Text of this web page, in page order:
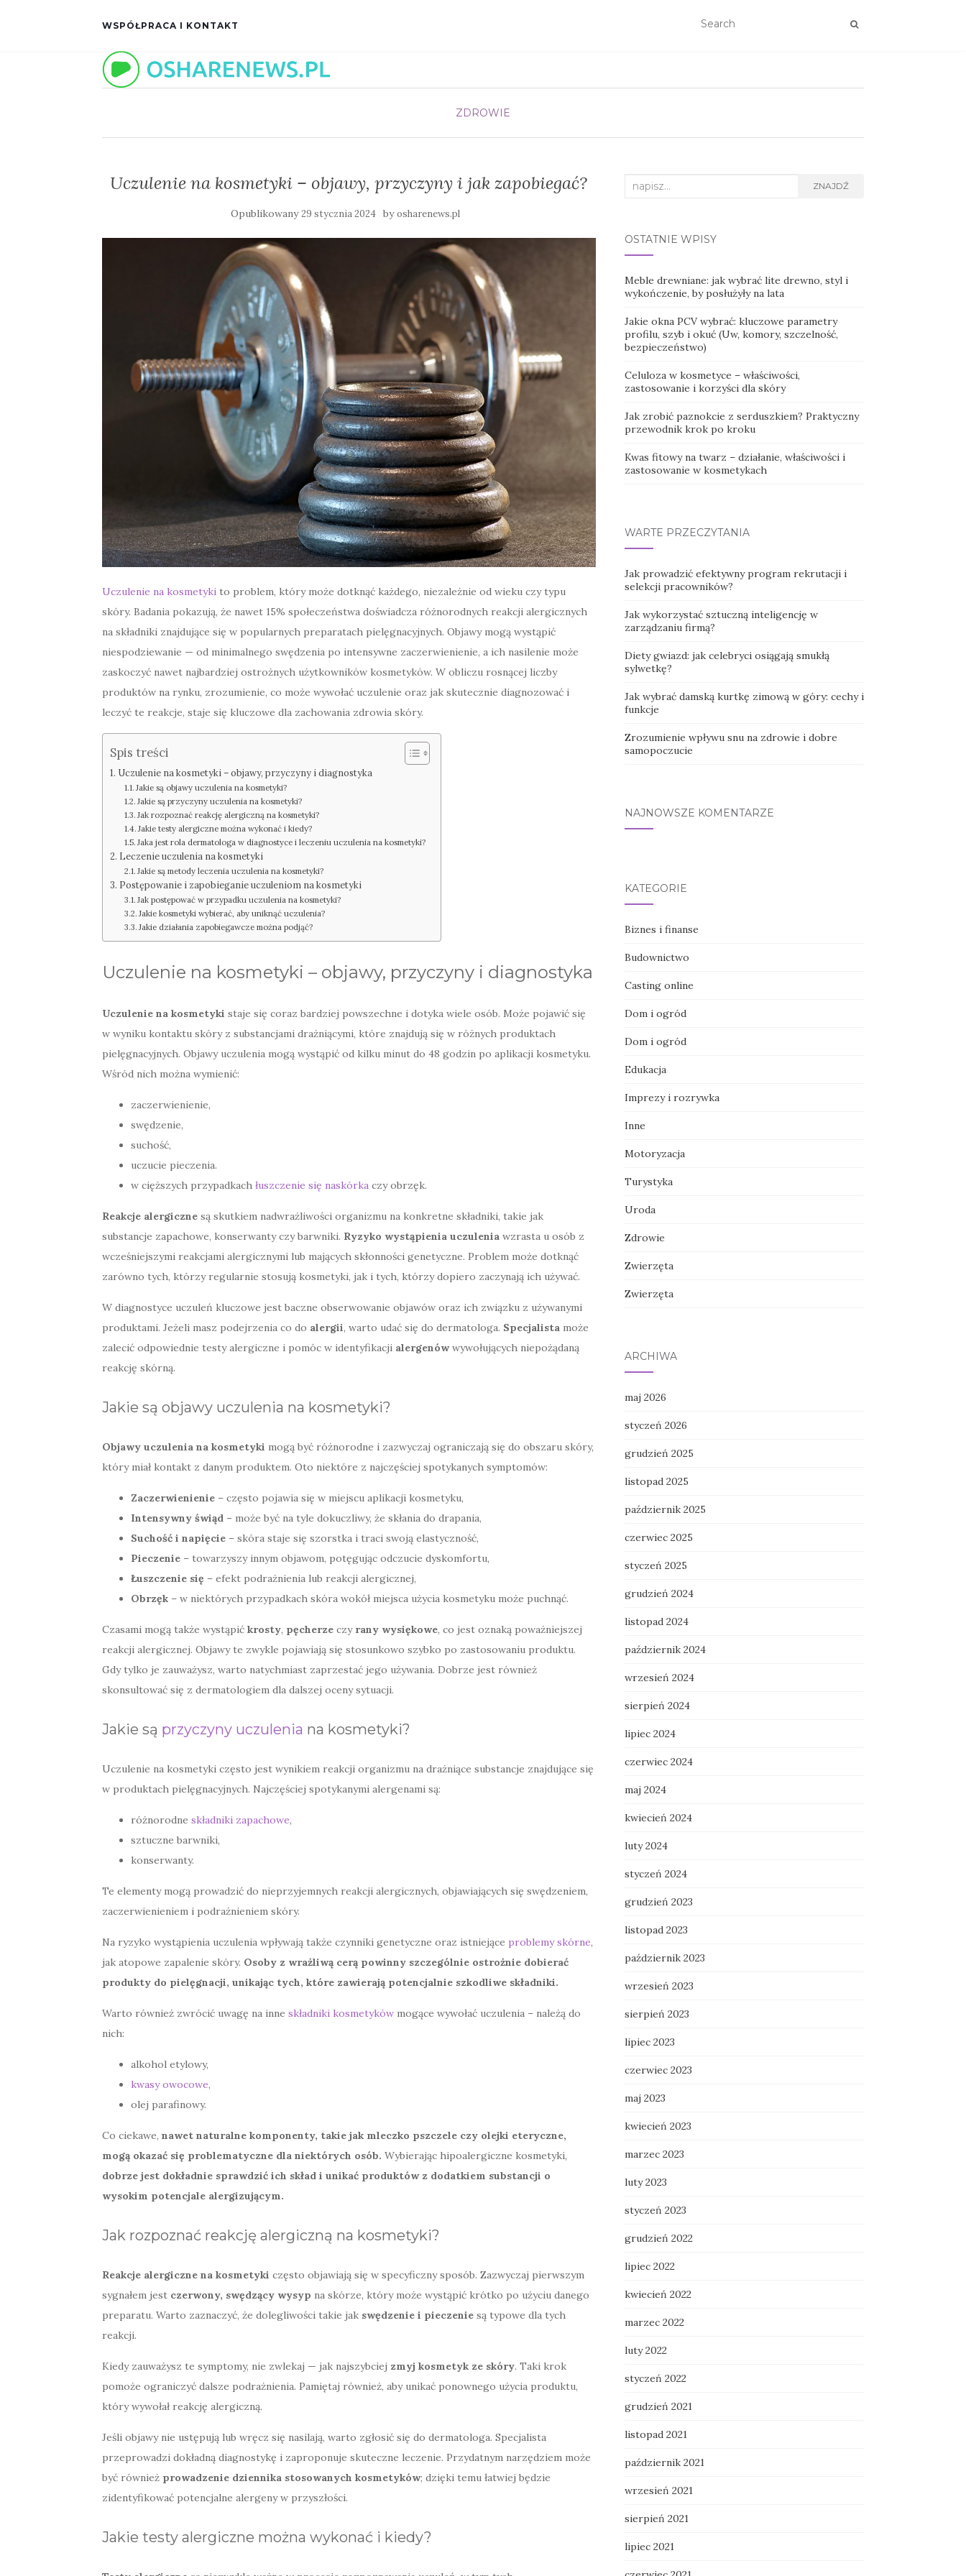
WSPÓŁPRACA I KONTAKT
ZDROWIE
Uczulenie na kosmetyki – objawy, przyczyny i jak zapobiegać?
Opublikowany29 stycznia 2024 byosharenews.pl
Uczulenie na kosmetyki to problem, który może dotknąć każdego, niezależnie od wieku czy typu
skóry. Badania pokazują, że nawet 15% społeczeństwa doświadcza różnorodnych reakcji alergicznych
na składniki znajdujące się w popularnych preparatach pielęgnacyjnych. Objawy mogą wystąpić
niespodziewanie — od minimalnego swędzenia po intensywne zaczerwienienie, a ich nasilenie może
zaskoczyć nawet najbardziej ostrożnych użytkowników kosmetyków. W obliczu rosnącej liczby
produktów na rynku, zrozumienie, co może wywołać uczulenie oraz jak skutecznie diagnozować i
leczyć te reakcje, staje się kluczowe dla zachowania zdrowia skóry.
Spis treści
Uczulenie na kosmetyki – objawy, przyczyny i diagnostyka
Jakie są objawy uczulenia na kosmetyki?
Jakie są przyczyny uczulenia na kosmetyki?
Jak rozpoznać reakcję alergiczną na kosmetyki?
Jakie testy alergiczne można wykonać i kiedy?
Jaka jest rola dermatologa w diagnostyce i leczeniu uczulenia na kosmetyki?
Leczenie uczulenia na kosmetyki
Jakie są metody leczenia uczulenia na kosmetyki?
Postępowanie i zapobieganie uczuleniom na kosmetyki
Jak postępować w przypadku uczulenia na kosmetyki?
Jakie kosmetyki wybierać, aby uniknąć uczulenia?
Jakie działania zapobiegawcze można podjąć?
Uczulenie na kosmetyki – objawy, przyczyny i diagnostyka
Uczulenie na kosmetyki staje się coraz bardziej powszechne i dotyka wiele osób. Może pojawić się
w wyniku kontaktu skóry z substancjami drażniącymi, które znajdują się w różnych produktach
pielęgnacyjnych. Objawy uczulenia mogą wystąpić od kilku minut do 48 godzin po aplikacji kosmetyku.
Wśród nich można wymienić:
zaczerwienienie,
swędzenie,
suchość,
uczucie pieczenia.
w cięższych przypadkach łuszczenie się naskórka czy obrzęk.
Reakcje alergiczne są skutkiem nadwrażliwości organizmu na konkretne składniki, takie jak
substancje zapachowe, konserwanty czy barwniki. Ryzyko wystąpienia uczulenia wzrasta u osób z
wcześniejszymi reakcjami alergicznymi lub mających skłonności genetyczne. Problem może dotknąć
zarówno tych, którzy regularnie stosują kosmetyki, jak i tych, którzy dopiero zaczynają ich używać.
W diagnostyce uczuleń kluczowe jest baczne obserwowanie objawów oraz ich związku z używanymi
produktami. Jeżeli masz podejrzenia co do alergii, warto udać się do dermatologa. Specjalista może
zalecić odpowiednie testy alergiczne i pomóc w identyfikacji alergenów wywołujących niepożądaną
reakcję skórną.
Jakie są objawy uczulenia na kosmetyki?
Objawy uczulenia na kosmetyki mogą być różnorodne i zazwyczaj ograniczają się do obszaru skóry,
który miał kontakt z danym produktem. Oto niektóre z najczęściej spotykanych symptomów:
Zaczerwienienie – często pojawia się w miejscu aplikacji kosmetyku,
Intensywny świąd – może być na tyle dokuczliwy, że skłania do drapania,
Suchość i napięcie – skóra staje się szorstka i traci swoją elastyczność,
Pieczenie – towarzyszy innym objawom, potęgując odczucie dyskomfortu,
Łuszczenie się – efekt podrażnienia lub reakcji alergicznej,
Obrzęk – w niektórych przypadkach skóra wokół miejsca użycia kosmetyku może puchnąć.
Czasami mogą także wystąpić krosty, pęcherze czy rany wysiękowe, co jest oznaką poważniejszej
reakcji alergicznej. Objawy te zwykle pojawiają się stosunkowo szybko po zastosowaniu produktu.
Gdy tylko je zauważysz, warto natychmiast zaprzestać jego używania. Dobrze jest również
skonsultować się z dermatologiem dla dalszej oceny sytuacji.
Jakie są przyczyny uczulenia na kosmetyki?
Uczulenie na kosmetyki często jest wynikiem reakcji organizmu na drażniące substancje znajdujące się
w produktach pielęgnacyjnych. Najczęściej spotykanymi alergenami są:
różnorodne składniki zapachowe,
sztuczne barwniki,
konserwanty.
Te elementy mogą prowadzić do nieprzyjemnych reakcji alergicznych, objawiających się swędzeniem,
zaczerwienieniem i podrażnieniem skóry.
Na ryzyko wystąpienia uczulenia wpływają także czynniki genetyczne oraz istniejące problemy skórne,
jak atopowe zapalenie skóry. Osoby z wrażliwą cerą powinny szczególnie ostrożnie dobierać
produkty do pielęgnacji, unikając tych, które zawierają potencjalnie szkodliwe składniki.
Warto również zwrócić uwagę na inne składniki kosmetyków mogące wywołać uczulenia – należą do
nich:
alkohol etylowy,
kwasy owocowe,
olej parafinowy.
Co ciekawe, nawet naturalne komponenty, takie jak mleczko pszczele czy olejki eteryczne,
mogą okazać się problematyczne dla niektórych osób. Wybierając hipoalergiczne kosmetyki,
dobrze jest dokładnie sprawdzić ich skład i unikać produktów z dodatkiem substancji o
wysokim potencjale alergizującym.
Jak rozpoznać reakcję alergiczną na kosmetyki?
Reakcje alergiczne na kosmetyki często objawiają się w specyficzny sposób. Zazwyczaj pierwszym
sygnałem jest czerwony, swędzący wysyp na skórze, który może wystąpić krótko po użyciu danego
preparatu. Warto zaznaczyć, że dolegliwości takie jak swędzenie i pieczenie są typowe dla tych
reakcji.
Kiedy zauważysz te symptomy, nie zwlekaj — jak najszybciej zmyj kosmetyk ze skóry. Taki krok
pomoże ograniczyć dalsze podrażnienia. Pamiętaj również, aby unikać ponownego użycia produktu,
który wywołał reakcję alergiczną.
Jeśli objawy nie ustępują lub wręcz się nasilają, warto zgłosić się do dermatologa. Specjalista
przeprowadzi dokładną diagnostykę i zaproponuje skuteczne leczenie. Przydatnym narzędziem może
być również prowadzenie dziennika stosowanych kosmetyków; dzięki temu łatwiej będzie
zidentyfikować potencjalne alergeny w przyszłości.
Jakie testy alergiczne można wykonać i kiedy?
Search
ZNAJDŹ
OSTATNIE WPISY
Meble drewniane: jak wybrać lite drewno, styl i
wykończenie, by posłużyły na lata
Jakie okna PCV wybrać: kluczowe parametry
profilu, szyb i okuć (Uw, komory, szczelność,
bezpieczeństwo)
Celuloza w kosmetyce – właściwości,
zastosowanie i korzyści dla skóry
Jak zrobić paznokcie z serduszkiem? Praktyczny
przewodnik krok po kroku
Kwas fitowy na twarz – działanie, właściwości i
zastosowanie w kosmetykach
WARTE PRZECZYTANIA
Jak prowadzić efektywny program rekrutacji i
selekcji pracowników?
Jak wykorzystać sztuczną inteligencję w
zarządzaniu firmą?
Diety gwiazd: jak celebryci osiągają smukłą
sylwetkę?
Jak wybrać damską kurtkę zimową w góry: cechy i
funkcje
Zrozumienie wpływu snu na zdrowie i dobre
samopoczucie
NAJNOWSZE KOMENTARZE
KATEGORIE
Biznes i finanse
Budownictwo
Casting online
Dom i ogród
Dom i ogród
Edukacja
Imprezy i rozrywka
Inne
Motoryzacja
Turystyka
Uroda
Zdrowie
Zwierzęta
Zwierzęta
ARCHIWA
maj 2026
styczeń 2026
grudzień 2025
listopad 2025
październik 2025
czerwiec 2025
styczeń 2025
grudzień 2024
listopad 2024
październik 2024
wrzesień 2024
sierpień 2024
lipiec 2024
czerwiec 2024
maj 2024
kwiecień 2024
luty 2024
styczeń 2024
grudzień 2023
listopad 2023
październik 2023
wrzesień 2023
sierpień 2023
lipiec 2023
czerwiec 2023
maj 2023
kwiecień 2023
marzec 2023
luty 2023
styczeń 2023
grudzień 2022
lipiec 2022
kwiecień 2022
marzec 2022
luty 2022
styczeń 2022
grudzień 2021
listopad 2021
październik 2021
wrzesień 2021
sierpień 2021
lipiec 2021